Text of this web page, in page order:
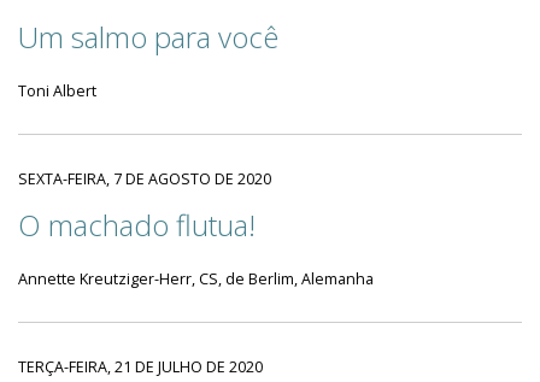
Um salmo para você
Toni Albert
SEXTA-FEIRA, 7 DE AGOSTO DE 2020
O machado flutua!
Annette Kreutziger-Herr, CS, de Berlim, Alemanha
TERÇA-FEIRA, 21 DE JULHO DE 2020